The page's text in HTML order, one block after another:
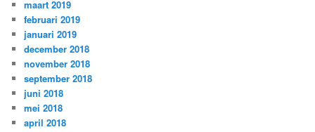
maart 2019
februari 2019
januari 2019
december 2018
november 2018
september 2018
juni 2018
mei 2018
april 2018